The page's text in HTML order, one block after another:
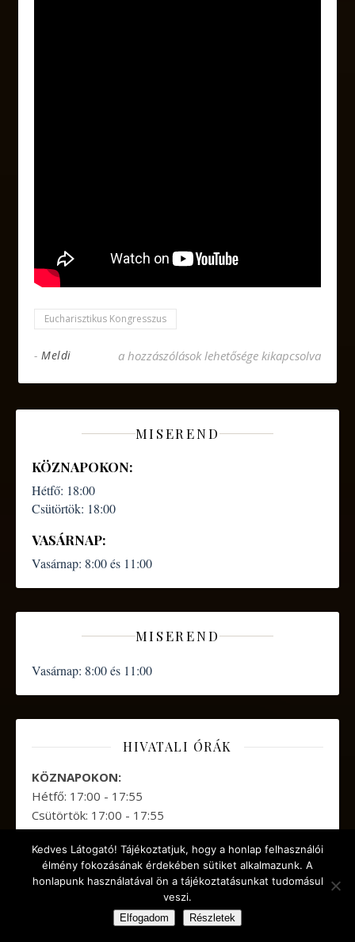
Eucharisztikus Kongresszus
- Meldi Linkgyűjtemény az Eucharisztikus
a hozzászólások lehetősége kikapcsolva
MISEREND
KÖZNAPOKON:
Hétfő: 18:00
Csütörtök: 18:00
VASÁRNAP:
Vasárnap: 8:00 és 11:00
MISEREND
Vasárnap: 8:00 és 11:00
HIVATALI ÓRÁK
KÖZNAPOKON:
Hétfő: 17:00 - 17:55
Csütörtök: 17:00 - 17:55
Kedves Látogató! Tájékoztatjuk, hogy a honlap felhasználói
élmény fokozásának érdekében sütiket alkalmazunk. A
honlapunk használatával ön a tájékoztatásunkat tudomásul
veszi.
Elfogadom Részletek